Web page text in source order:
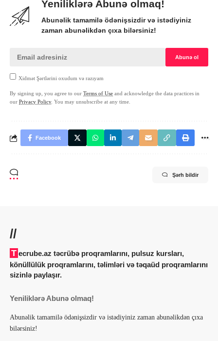
Yeniliklərə Abunə olmaq!
Abunəlik tamamilə ödənişsizdir və istədiyiniz
zaman abunəlikdən çıxa bilərsiniz!
Xidmət Şərtlərini oxudum və razıyam
By signing up, you agree to our Terms of Use and acknowledge the data practices in
our Privacy Policy. You may unsubscribe at any time.
Facebook
Şərh bildir
//
Tecrube.az təcrübə proqramlarını, pulsuz kursları,
könüllülük proqramlarını, təlimləri və təqaüd proqramlarını
sizinlə paylaşır.
Yeniliklərə Abunə olmaq!
Abunəlik tamamilə ödənişsizdir və istədiyiniz zaman abunəlikdən çıxa
bilərsiniz!